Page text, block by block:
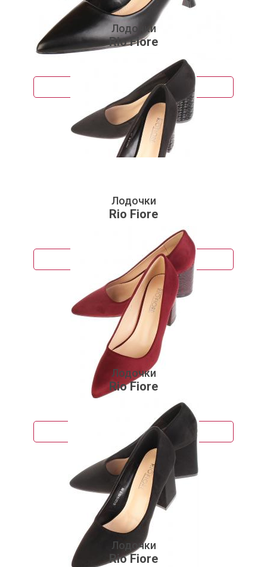
Лодочки
Rio Fiore
Подробнее
Лодочки
Rio Fiore
Подробнее
Лодочки
Rio Fiore
Подробнее
Лодочки
Rio Fiore